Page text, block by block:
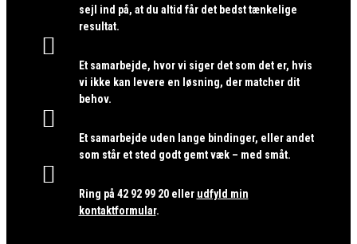
sejl ind på, at du altid får det bedst tænkelige
resultat.

Et samarbejde, hvor vi siger det som det er, hvis
vi ikke kan levere en løsning, der matcher dit
behov.

Et samarbejde uden lange bindinger, eller andet
som står et sted godt gemt væk – med småt.

Ring på 42 92 99 20eller udfyld min
kontaktformular.